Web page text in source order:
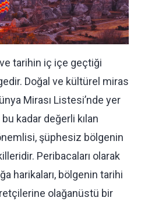
tarihin iç içe geçtiği
Doğal ve kültürel miras
Mirası Listesi’nde yer
bu kadar değerli kılan
şüphesiz bölgenin
Peribacaları olarak
harikaları, bölgenin tarihi
olağanüstü bir